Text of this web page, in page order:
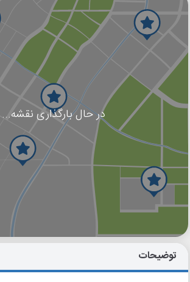
در حال بارگذاری نقشه...
گوگل
توضیحات